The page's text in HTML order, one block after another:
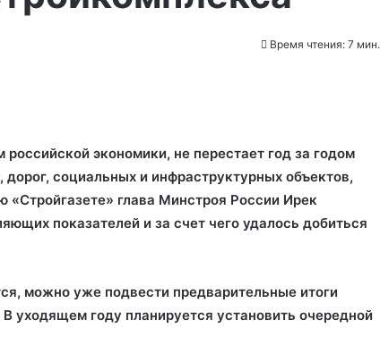
Время чтения: 7 мин.
экономики, не перестает год за годом
социальных и инфраструктурных объектов,
глава Минстроя России Ирек
показателей и за счет чего удалось добиться
можно уже подвести предварительные итоги
уходящем году планируется установить очередной